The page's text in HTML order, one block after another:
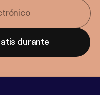
durante